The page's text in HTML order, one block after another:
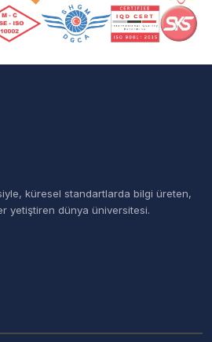
küresel standartlarda bilgi üreten,
yetiştiren dünya üniversitesi.